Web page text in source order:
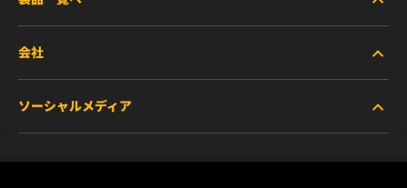
乗用車および小型トラック
特殊用途向けフィルター
会社
リソース
ソーシャルメディア